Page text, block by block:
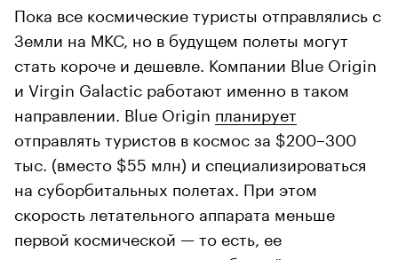
Пока все космические туристы отправлялись с
Земли на МКС, но в будущем полеты могут
стать короче и дешевле. Компании Blue Origin
и Virgin Galactic работают именно в таком
направлении. Blue Origin планирует
отправлять туристов в космос за $200–300
тыс. (вместо $55 млн) и специализироваться
на суборбитальных полетах. При этом
скорость летательного аппарата меньше
первой космической — то есть, ее